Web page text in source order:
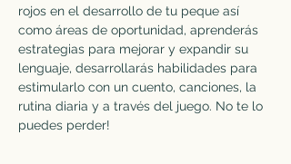
rojos en el desarrollo de tu peque así
como áreas de oportunidad, aprenderás
estrategias para mejorar y expandir su
lenguaje, desarrollarás habilidades para
estimularlo con un cuento, canciones, la
rutina diaria y a través del juego. No te lo
puedes perder!